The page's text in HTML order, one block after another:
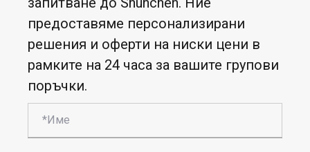
предоставяме персонализирани
решения и оферти на ниски цени в
рамките на 24 часа за вашите групови
поръчки.